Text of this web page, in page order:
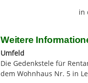
in
Weitere
Umfeld
Die Gedenkstele für
dem Wohnhaus Nr. 5 in